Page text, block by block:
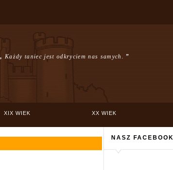
Każdy taniec jest odkryciem nas samych.”
XIX WIEK XX WIEK
NASZ FACEBOOK